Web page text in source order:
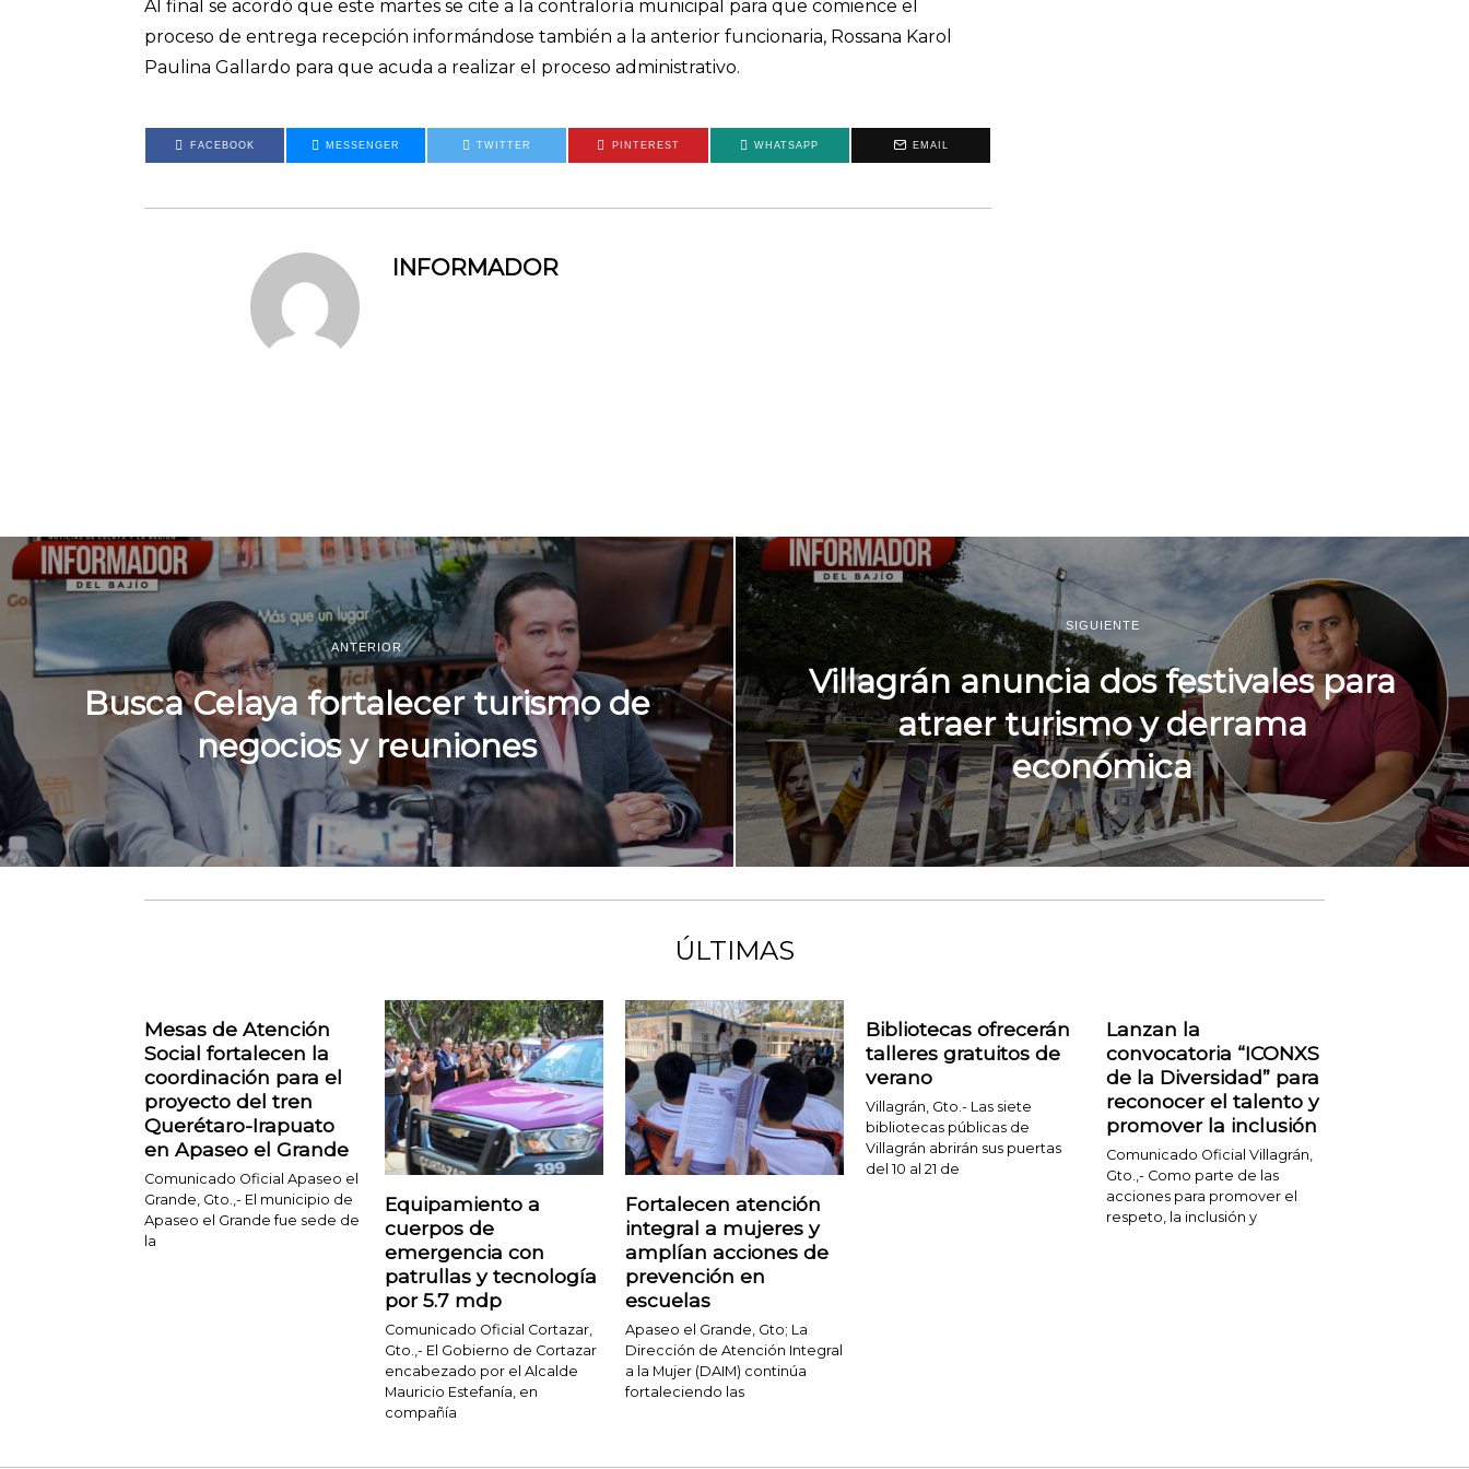
Al final se acordó que este martes se cite a la contraloría municipal para que comience el
proceso de entrega recepción informándose también a la anterior funcionaria, Rossana Karol
Paulina Gallardo para que acuda a realizar el proceso administrativo.
FACEBOOK MESSENGER TWITTER PINTEREST WHATSAPP EMAIL
INFORMADOR
ANTERIOR
Busca Celaya fortalecer turismo de
negocios y reuniones
SIGUIENTE
Villagrán anuncia dos festivales para
atraer turismo y derrama
económica
ÚLTIMAS
Mesas de Atención
Social fortalecen la
coordinación para el
proyecto del tren
Querétaro-Irapuato
en Apaseo el Grande
Comunicado Oficial Apaseo el
Grande, Gto.,- El municipio de
Apaseo el Grande fue sede de
la
Equipamiento a
cuerpos de
emergencia con
patrullas y tecnología
por 5.7 mdp
Comunicado Oficial Cortazar,
Gto.,- El Gobierno de Cortazar
encabezado por el Alcalde
Mauricio Estefanía, en
compañía
Fortalecen atención
integral a mujeres y
amplían acciones de
prevención en
escuelas
Apaseo el Grande, Gto; La
Dirección de Atención Integral
a la Mujer (DAIM) continúa
fortaleciendo las
Bibliotecas ofrecerán
talleres gratuitos de
verano
Villagrán, Gto.- Las siete
bibliotecas públicas de
Villagrán abrirán sus puertas
del 10 al 21 de
Lanzan la
convocatoria “ICONXS
de la Diversidad” para
reconocer el talento y
promover la inclusión
Comunicado Oficial Villagrán,
Gto.,- Como parte de las
acciones para promover el
respeto, la inclusión y